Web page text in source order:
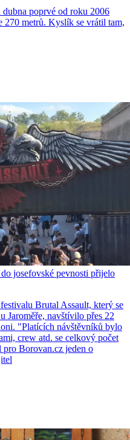
dubna poprvé od roku 2006
270 metrů. Kyslík se vrátil tam,
josefovské pevnosti přijelo
Brutal Assault, který se
Jaroměře, navštívilo přes 22
"Platících návštěvníků bylo
crew atd. se celkový počet
Borovan.cz jeden o